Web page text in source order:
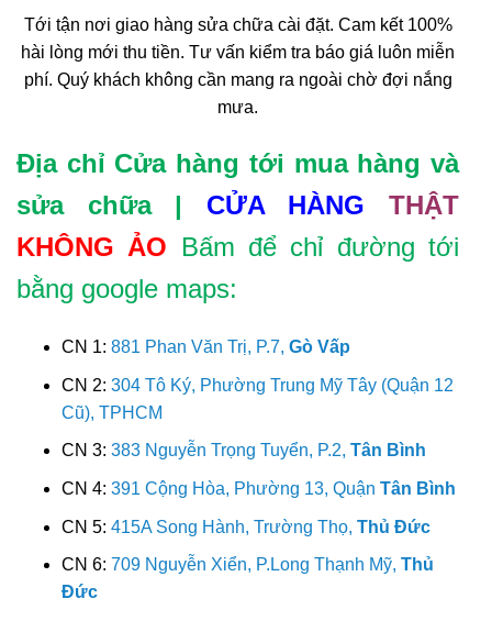
Tới tận nơi giao hàng sửa chữa cài đặt. Cam kết 100%
hài lòng mới thu tiền. Tư vấn kiểm tra báo giá luôn miễn
phí. Quý khách không cần mang ra ngoài chờ đợi nắng
mưa.
Địa chỉ Cửa hàng tới mua hàng và
sửa chữa | CỬA HÀNG
THẬT
KHÔNG ẢO Bấm để chỉ đường tới
bằng google maps:
CN 1: 881 Phan Văn Trị, P.7, Gò Vấp
CN 2: 304 Tô Ký, Phường Trung Mỹ Tây (Quận 12
Cũ), TPHCM
CN 3: 383 Nguyễn Trọng Tuyển, P.2, Tân Bình
CN 4: 391 Cộng Hòa, Phường 13, Quận Tân Bình
CN 5: 415A Song Hành, Trường Thọ, Thủ Đức
CN 6: 709 Nguyễn Xiển, P.Long Thạnh Mỹ, Thủ
Đức